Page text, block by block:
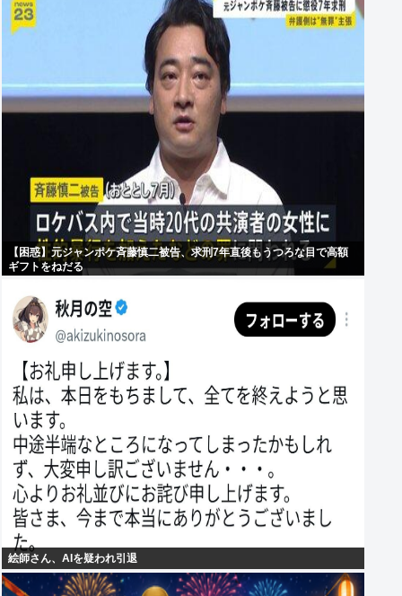
【困惑】元ジャンポケ斉藤慎二被告、求刑7年直後もうつろな目で高額
ギフトをねだる
絵師さん、AIを疑われ引退